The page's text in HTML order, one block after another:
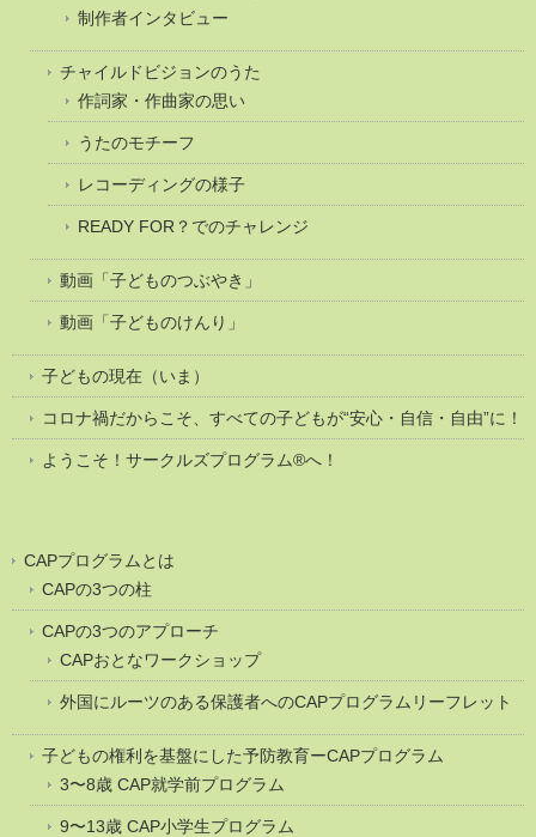
制作者インタビュー
チャイルドビジョンのうた
作詞家・作曲家の思い
うたのモチーフ
レコーディングの様子
READY FOR？でのチャレンジ
動画「子どものつぶやき」
動画「子どものけんり」
子どもの現在（いま）
コロナ禍だからこそ、すべての子どもが“安心・自信・自由”に！
ようこそ！サークルズプログラム®へ！
CAPプログラムとは
CAPの3つの柱
CAPの3つのアプローチ
CAPおとなワークショップ
外国にルーツのある保護者へのCAPプログラムリーフレット
子どもの権利を基盤にした予防教育ーCAPプログラム
3〜8歳 CAP就学前プログラム
9〜13歳 CAP小学生プログラム